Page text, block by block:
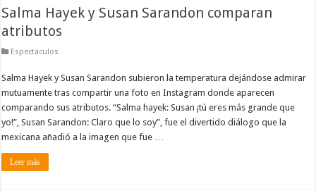
Salma Hayek y Susan Sarandon comparan
atributos
Espectáculos
Salma Hayek y Susan Sarandon subieron la temperatura dejándose admirar
mutuamente tras compartir una foto en Instagram donde aparecen
comparando sus atributos. “Salma hayek: Susan ¡tú eres más grande que
yo!”, Susan Sarandon: Claro que lo soy”, fue el divertido diálogo que la
mexicana añadió a la imagen que fue …
Leer más